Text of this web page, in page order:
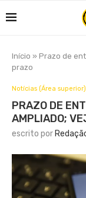
Início » Prazo de
prazo
Notícias (Área superior)
PRAZO DE
AMPLIADO;
escrito por